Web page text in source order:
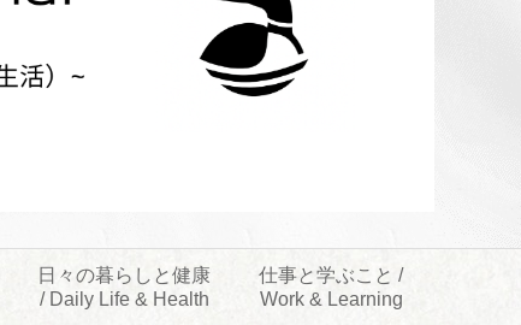
日々の暮らしと健康
/ Daily Life & Health
仕事と学ぶこと /
Work & Learning